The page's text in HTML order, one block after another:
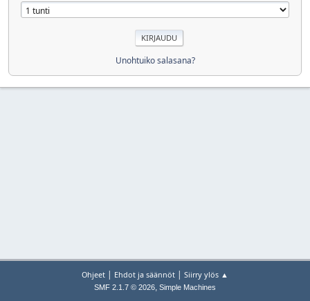
Unohtuiko salasana?
Ohjeet | Ehdot ja säännöt | Siirry ylös ▲
SMF 2.1.7 © 2026, Simple Machines